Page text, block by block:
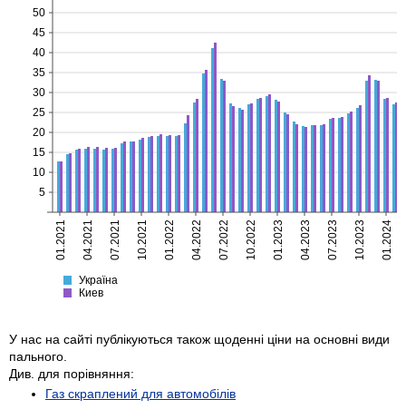
Україна
Киев
01.2021 04.2021 07.2021 10.2021 01.2022 04.2022 07.2022 10.2022 01.2023 04.2023 07.2023 10.2023 01.2024
5
10
15
20
25
30
35
40
45
50
Україна
Киев
У нас на сайті публікуються також щоденні ціни на основні види
пального.
Див. для порівняння:
Газ скраплений для автомобілів